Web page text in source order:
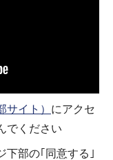
イト） にアクセ
でください
下部の｢同意する｣